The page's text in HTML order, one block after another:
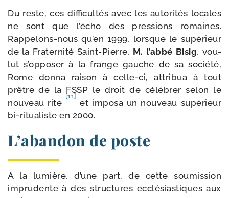
Du reste, ces dif­fi­cul­tés avec les auto­ri­tés locales
ne sont que l’é­cho des pres­sions romaines.
Rappelons-​nous qu’en 1999, lorsque le supé­rieur
de la Fraternité Saint-​Pierre, M. l’ab­bé Bisig, vou­
lut s’op­po­ser à la frange gauche de sa socié­té,
Rome don­na rai­son à celle-​ci, attri­bua à tout
prêtre de la FSSP le droit de célé­brer selon le
nou­veau rite
[11]
et impo­sa un nou­veau supé­rieur
bi-​ritualiste en 2000.
L’abandon de poste
A la lumière, d’une part, de cette sou­mis­sion
impru­dente à des struc­tures ecclé­sias­tiques aux